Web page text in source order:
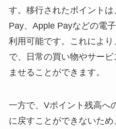
す。移行されたポイント
Pay、Apple Payなどの電
利用可能です。これによ
で、日常の買い物やサー
ませることができます。
一方で、Vポイント残高へ
に戻すことができないた